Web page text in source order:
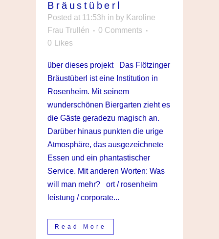
Bräustüberl
Posted at 11:53h in by Karoline
Frau Trullén
0 Comments
0
Likes
über dieses projekt Das Flötzinger
Bräustüberl ist eine Institution in
Rosenheim. Mit seinem
wunderschönen Biergarten zieht es
die Gäste geradezu magisch an.
Darüber hinaus punkten die urige
Atmosphäre, das ausgezeichnete
Essen und ein phantastischer
Service. Mit anderen Worten: Was
will man mehr? ort / rosenheim
leistung / corporate...
Read More